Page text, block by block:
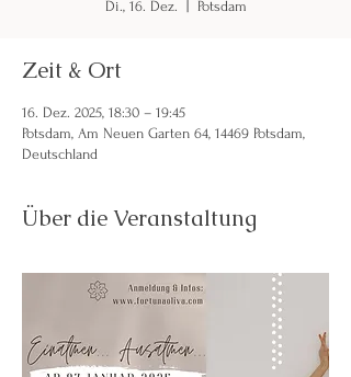
Di., 16. Dez. Potsdam
Zeit & Ort
16. Dez. 2025, 18:30 – 19:45
Potsdam, Am Neuen Garten 64, 14469 Potsdam,
Deutschland
Über die Veranstaltung